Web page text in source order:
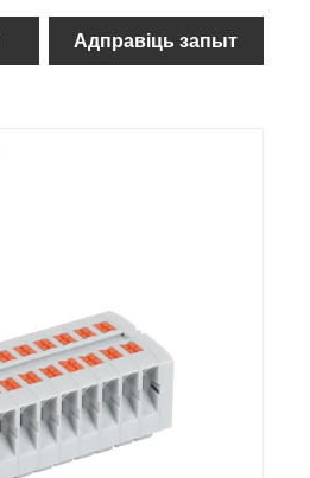
Адправіць запыт